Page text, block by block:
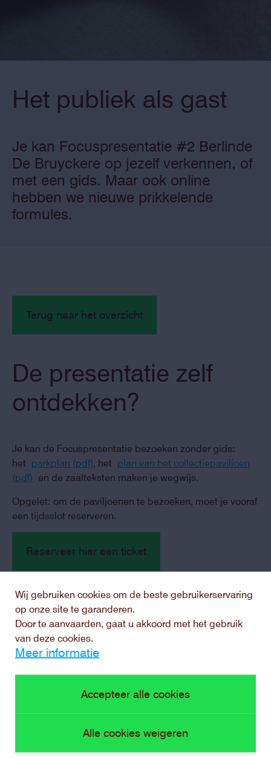
Wij gebruiken cookies om de beste gebruikerservaring
op onze site te garanderen.
Door te aanvaarden, gaat u akkoord met het gebruik
van deze cookies.
Meer informatie
Accepteer alle cookies
Alle cookies weigeren
Het publiek als gast
Je kan Focuspresentatie #2 Berlinde
De Bruyckere op jezelf verkennen, of
met een gids. Maar ook online
hebben we nieuwe prikkelende
formules.
Terug naar het overzicht
De presentatie zelf
ontdekken?
Je kan de Focuspresentatie bezoeken zonder gids:
het parkplan (pdf), het plan van het collectiepaviljoen
(pdf) en de zaalteksten maken je wegwijs.
Opgelet: om de paviljoenen te bezoeken, moet je vooraf
een tijdsslot reserveren.
Reserveer hier een ticket
Toch liever met gids?
We bieden rondleidingen aan op vaste dagen, waar je
aan kan deelnemen
In groep naar de
presentatie?